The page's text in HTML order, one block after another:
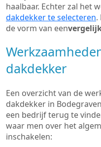
haalbaar. Echter zal het
dakdekker te selecteren.
de vorm van een
dakdekker
Een overzicht van de
dakdekker in
een bedrijf terug te
waar men over het
inschakelen: